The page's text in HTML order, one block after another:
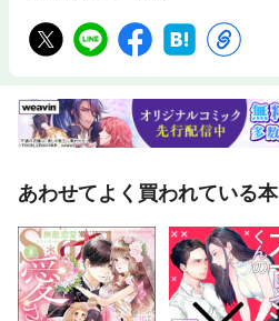
あわせてよく買われている本